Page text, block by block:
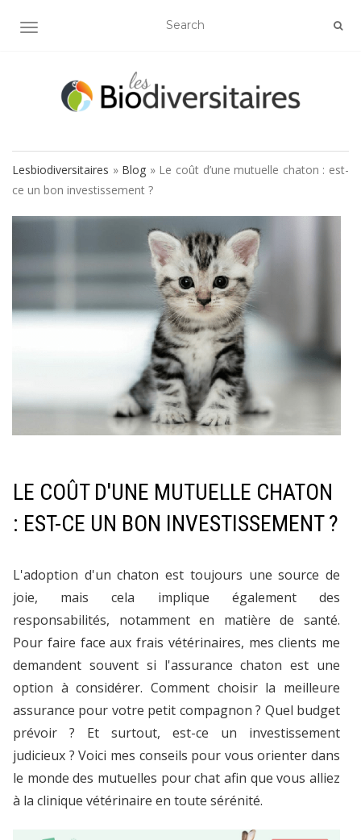
AFFICHER/MASQUER LA NAVIGATION
Lesbiodiversitaires » Blog » Le coût d’une mutuelle chaton : est-
ce un bon investissement ?
LE COÛT D'UNE MUTUELLE CHATON
: EST-CE UN BON INVESTISSEMENT ?
L'adoption d'un chaton est toujours une source de
joie, mais cela implique également des
responsabilités, notamment en matière de santé.
Pour faire face aux frais vétérinaires, mes clients me
demandent souvent si l'assurance chaton est une
option à considérer. Comment choisir la meilleure
assurance pour votre petit compagnon ? Quel budget
prévoir ? Et surtout, est-ce un investissement
judicieux ? Voici mes conseils pour vous orienter dans
le monde des mutuelles pour chat afin que vous alliez
à la clinique vétérinaire en toute sérénité.